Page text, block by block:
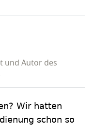
und Autor des
Wir hatten
schon so